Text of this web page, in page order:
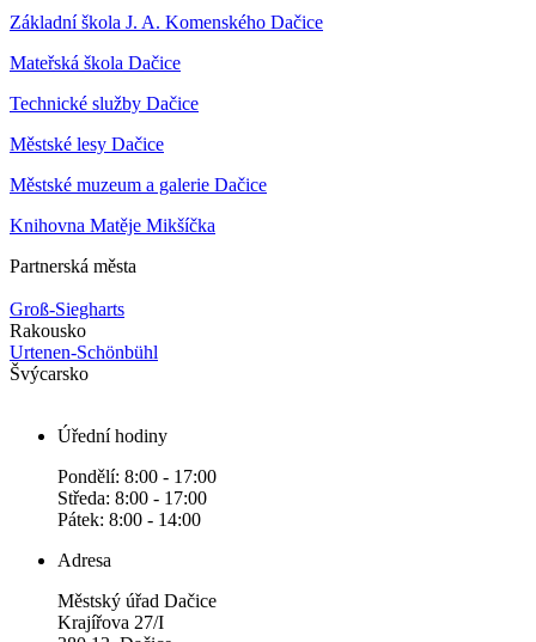
Základní škola J. A. Komenského Dačice
Mateřská škola Dačice
Technické služby Dačice
Městské lesy Dačice
Městské muzeum a galerie Dačice
Knihovna Matěje Mikšíčka
Partnerská města
Groß-Siegharts
Rakousko
Urtenen-Schönbühl
Švýcarsko
Úřední hodiny
Pondělí: 8:00 - 17:00
Středa: 8:00 - 17:00
Pátek: 8:00 - 14:00
Adresa
Městský úřad Dačice
Krajířova 27/I